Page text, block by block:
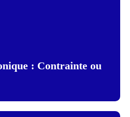
: Contrainte ou